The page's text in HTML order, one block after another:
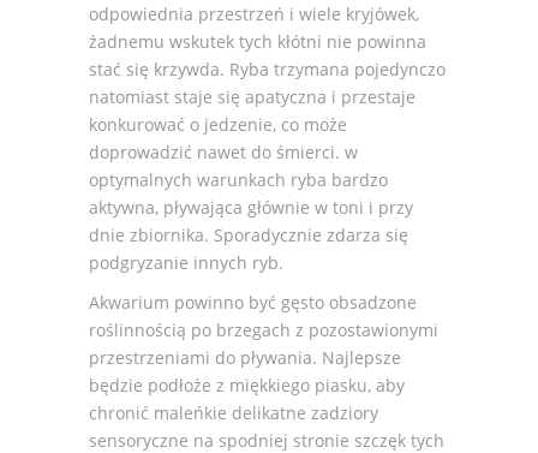
odpowiednia przestrzeń i wiele kryjówek,
żadnemu wskutek tych kłótni nie powinna
stać się krzywda. Ryba trzymana pojedynczo
natomiast staje się apatyczna i przestaje
konkurować o jedzenie, co może
doprowadzić nawet do śmierci. w
optymalnych warunkach ryba bardzo
aktywna, pływająca głównie w toni i przy
dnie zbiornika. Sporadycznie zdarza się
podgryzanie innych ryb.
Akwarium powinno być gęsto obsadzone
roślinnością po brzegach z pozostawionymi
przestrzeniami do pływania. Najlepsze
będzie podłoże z miękkiego piasku, aby
chronić maleńkie delikatne zadziory
sensoryczne na spodniej stronie szczęk tych